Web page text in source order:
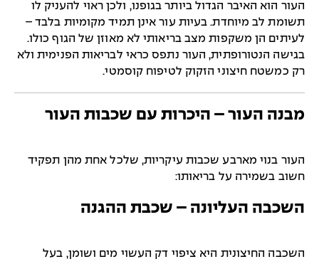
העור הוא האיבר הגדול ביותר בגופנו, ולכן ראוי להעניק לו
תשומת לב מיוחדת. בעיות עור אינן תמיד מקומיות בלבד –
לעיתים הן משקפות מצב בריאותי לא מאוזן של הגוף כולו.
בגישה הנטורופתית, העור נתפס כראי לבריאות הפנימית ולא
רק כמשטח חיצוני הזקוק לטיפוח קוסמטי.
מבנה העור – היכרות עם שכבות העור
העור בנוי מארבע שכבות עיקריות, שלכל אחת מהן תפקיד
חשוב בשמירה על בריאותו:
השכבה העליונה – שכבת ההגנה
השכבה החיצונית היא ציפוי דק העשוי מים ושומן, בעל